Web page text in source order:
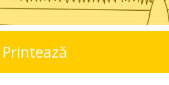
Printează